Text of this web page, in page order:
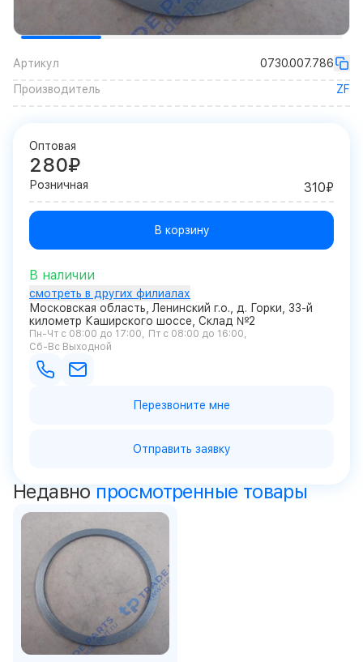
Артикул
0730.007.786
Производитель
ZF
Оптовая
280₽
Розничная 310₽
В корзину
В наличии
смотреть в других филиалах
Московская область, Ленинский г.о., д. Горки, 33-й
километр Каширского шоссе, Склад №2
Пн-Чт с 08:00 до 17:00
Пт с 08:00 до 16:00
Сб-Вс Выходной
Перезвоните мне
Отправить заявку
Недавно просмотренные товары